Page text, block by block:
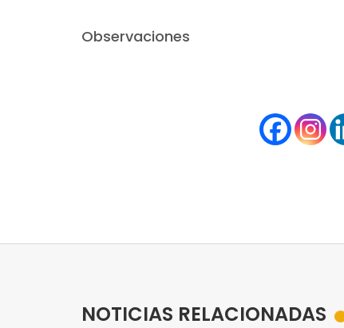
Observaciones
NOTICIAS RELACIONADAS